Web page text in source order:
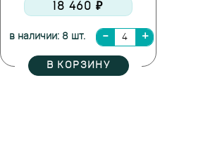
18 460 ₽
в наличии: 8 шт.
В КОРЗИНУ